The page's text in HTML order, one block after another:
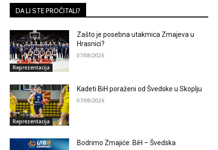
DA LI STE PROČITALI?
Reprezentacija
Zašto je posebna utakmica Zmajeva u
Hrasnici?
07/08/2026
Reprezentacija
Kadeti BiH poraženi od Švedske u Skoplju
07/08/2026
Bodrimo Zmajiće: BiH – Švedska